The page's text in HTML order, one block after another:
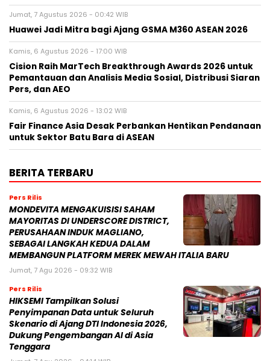
Jumat, 7 Agustus 2026 - 00:42 WIB
Huawei Jadi Mitra bagi Ajang GSMA M360 ASEAN 2026
Kamis, 6 Agustus 2026 - 17:00 WIB
Cision Raih MarTech Breakthrough Awards 2026 untuk
Pemantauan dan Analisis Media Sosial, Distribusi Siaran
Pers, dan AEO
Kamis, 6 Agustus 2026 - 13:02 WIB
Fair Finance Asia Desak Perbankan Hentikan Pendanaan
untuk Sektor Batu Bara di ASEAN
BERITA TERBARU
Pers Rilis
MONDEVITA MENGAKUISISI SAHAM
MAYORITAS DI UNDERSCORE DISTRICT,
PERUSAHAAN INDUK MAGLIANO,
SEBAGAI LANGKAH KEDUA DALAM
MEMBANGUN PLATFORM MEREK MEWAH ITALIA BARU
Jumat, 7 Agu 2026 - 09:32 WIB
Pers Rilis
HIKSEMI Tampilkan Solusi
Penyimpanan Data untuk Seluruh
Skenario di Ajang DTI Indonesia 2026,
Dukung Pengembangan AI di Asia
Tenggara